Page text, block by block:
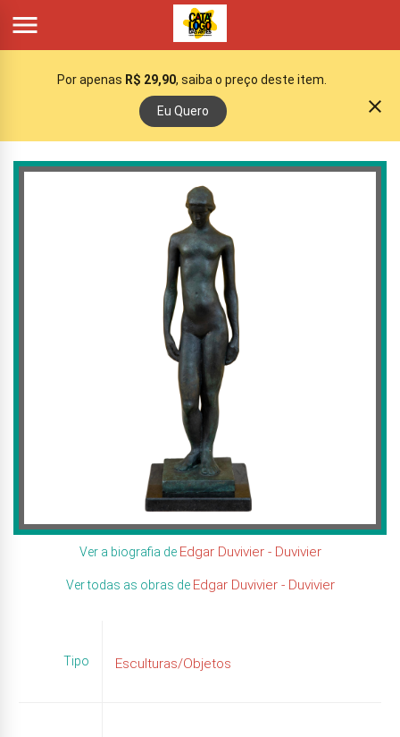

Por apenas R$ 29,90, saiba o preço deste item.
Eu Quero close
Ver a biografia de Edgar Duvivier - Duvivier
Ver todas as obras de Edgar Duvivier - Duvivier
Tipo Esculturas/Objetos